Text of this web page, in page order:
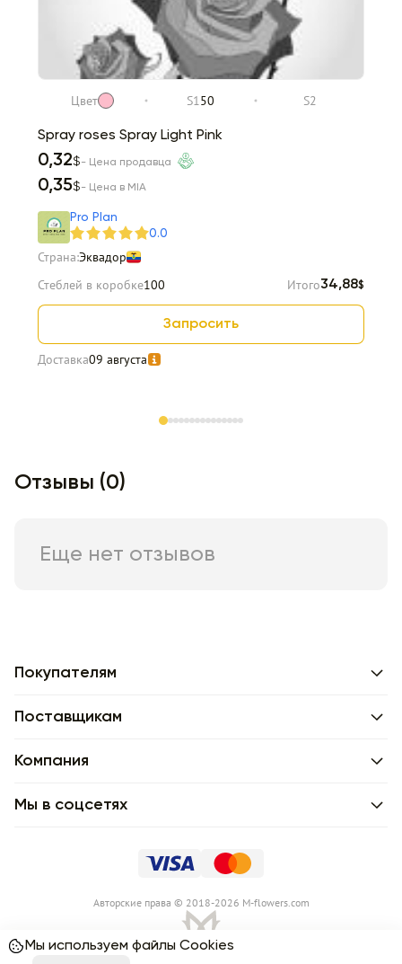
Цвет S150 S2
Spray roses Spray Light Pink
0,32$- Цена продавца
0,35$- Цена в MIA
Pro Plan
0.0
Страна:Эквадор
Стеблей в коробке100 Итого34,88$
Запросить
Доставка09 августа
Отзывы (0)
Еще нет отзывов
Покупателям
Поставщикам
Компания
Мы в соцсетях
Авторские права © 2018-2026 M-flowers.com
Мы используем файлы Cookies